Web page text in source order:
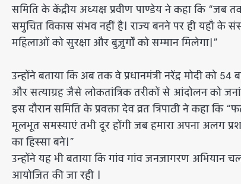
समिति के केंद्रीय अध्यक्ष प्रवीण पाण्डेय ने कहा कि
समुचित विकास संभव नहीं है। राज्य बनने पर ही यहाँ के
महिलाओं को सुरक्षा और बुज़ुर्गों को सम्मान मिलेगा।”
उन्होंने बताया कि अब तक वे प्रधानमंत्री नरेंद्र मोदी को
और सत्याग्रह जैसे लोकतांत्रिक तरीकों से आंदोलन को
इस दौरान समिति के प्रवक्ता देव व्रत त्रिपाठी ने कहा
मूलभूत समस्याएं तभी दूर होंगी जब हमारा अपना अलग
का हिस्सा बने।”
उन्होंने यह भी बताया कि गांव गांव जनजागरण अभियान
आयोजित की जा रही ।